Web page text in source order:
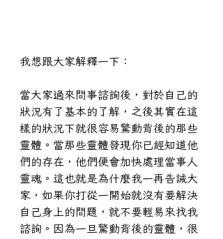
我想跟大家解釋一下：
當大家過來問事諮詢後，對於自己的
狀況有了基本的了解，之後其實在這
樣的狀況下就很容易驚動背後的那些
靈體。當那些靈體發現你已經知道他
們的存在，他們便會加快處理當事人
靈魂。這也就是為什麼我一再告誡大
家，如果你打從一開始就沒有要解決
自己身上的問題，就不要輕易來找我
諮詢。因為一旦驚動背後的靈體，很